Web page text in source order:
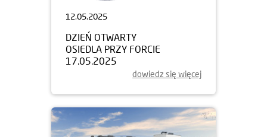
12.05.2025
DZIEŃ OTWARTY
OSIEDLA PRZY FORCIE
17.05.2025
dowiedz się więcej